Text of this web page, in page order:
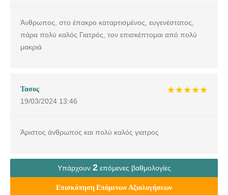
Άνθρωπος, στο έπακρο καταρτισμένος, ευγενέστατος,
πάρα πολύ καλός Γιατρός, τον επισκέπτομαι από πολύ
μακριά
Τασος
19/03/2024 13:46
Άριστος άνθρωπος και πολύ καλός γιατρος
Υπάρχουν 2επόμενες βαθμολογίες
Επισκόπηση Επόμενων Αξιολογήσεων